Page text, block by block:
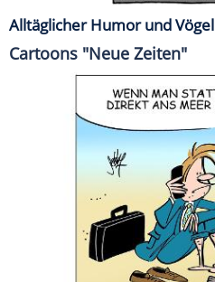
Alltäglicher Humor und Vögel
Cartoons "Neue Zeiten"